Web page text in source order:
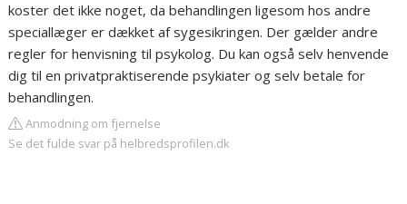
koster det ikke noget, da behandlingen ligesom hos andre
speciallæger er dækket af sygesikringen. Der gælder andre
regler for henvisning til psykolog. Du kan også selv henvende
dig til en privatpraktiserende psykiater og selv betale for
behandlingen.
Anmodning om fjernelse
Se det fulde svar på helbredsprofilen.dk